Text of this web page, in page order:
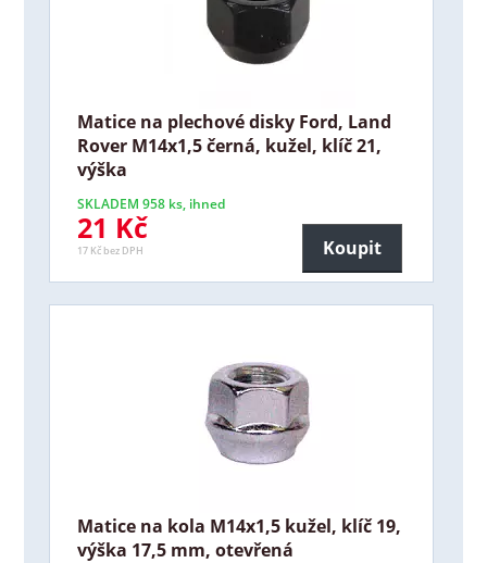
Matice na plechové disky Ford, Land
Rover M14x1,5 černá, kužel, klíč 21,
výška
SKLADEM 958 ks, ihned
21 Kč
17 Kč bez DPH Koupit
Matice na kola M14x1,5 kužel, klíč 19,
výška 17,5 mm, otevřená